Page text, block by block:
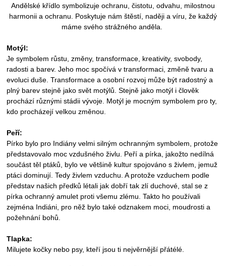
Andělské křídlo symbolizuje ochranu, čistotu, odvahu, milostnou
harmonii a ochranu. Poskytuje nám štěstí, naději a víru, že každý
máme svého strážného anděla.
Motýl:
Je symbolem růstu, změny, transformace, kreativity, svobody,
radosti a barev. Jeho moc spočívá v transformaci, změně tvaru a
evoluci duše. Transformace a osobní rozvoj může být radostný a
plný barev stejně jako svět motýlů. Stejně jako motýl i člověk
prochází různými stádii vývoje. Motýl je mocným symbolem pro ty,
kdo procházejí velkou změnou.
Peří:
Pírko bylo pro Indiány velmi silným ochranným symbolem, protože
představovalo moc vzdušného živlu. Peří a pírka, jakožto nedílná
součást těl ptáků, bylo ve většině kultur spojováno s živlem, jemuž
ptáci dominují. Tedy živlem vzduchu. A protože vzduchem podle
představ našich předků létali jak dobří tak zlí duchové, stal se z
pírka ochranný amulet proti všemu zlému. Takto ho používali
zejména Indiáni, pro něž bylo také odznakem moci, moudrosti a
požehnání bohů.
Tlapka:
Milujete kočky nebo psy, kteří jsou ti nejvěrnější přátélé.